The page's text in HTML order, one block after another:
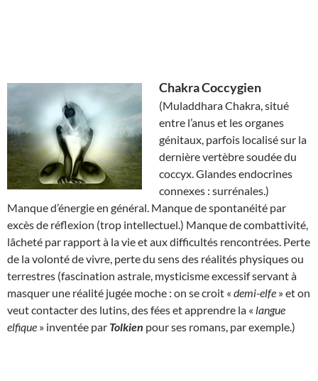
ChakraCoccygien
(Muladdhara Chakra, situé
entre l’anus et les organes
génitaux, parfois localisé sur la
dernière vertèbre soudée du
coccyx. Glandes endocrines
connexes : surrénales.)
Manque d’énergie en général. Manque de spontanéité par
excès de réflexion (trop intellectuel.) Manque de combattivité,
lâcheté par rapport à la vie et aux difficultés rencontrées. Perte
de la volonté de vivre, perte du sens des réalités physiques ou
terrestres (fascination astrale, mysticisme excessif servant à
masquer une réalité jugée moche : on se croit « demi-elfe » et on
veut contacter des lutins, des fées et apprendre la « langue
elfique » inventée par Tolkien pour ses romans, par exemple.)